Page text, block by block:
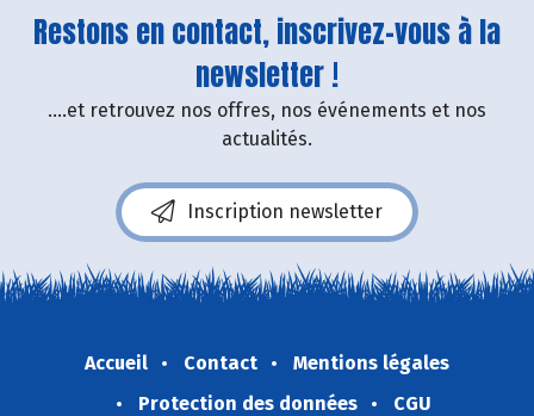
Restons en contact, inscrivez-vous à la
newsletter !
....et retrouvez nos offres, nos événements et nos
actualités.
Inscription newsletter
Accueil Contact
Mentions légales
Protection des données
CGU